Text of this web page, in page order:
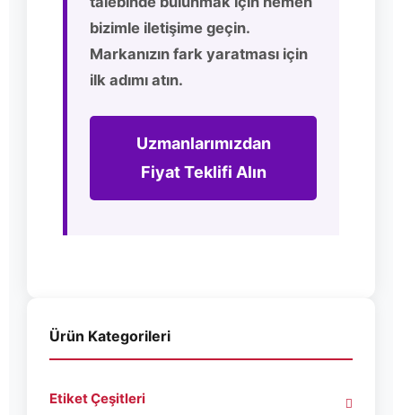
Ürün Kategorileri
Etiket Çeşitleri
bizimle iletişime geçin.
Markanızın fark yaratması için
ilk adımı atın.
Uzmanlarımızdan
Fiyat Teklifi Alın